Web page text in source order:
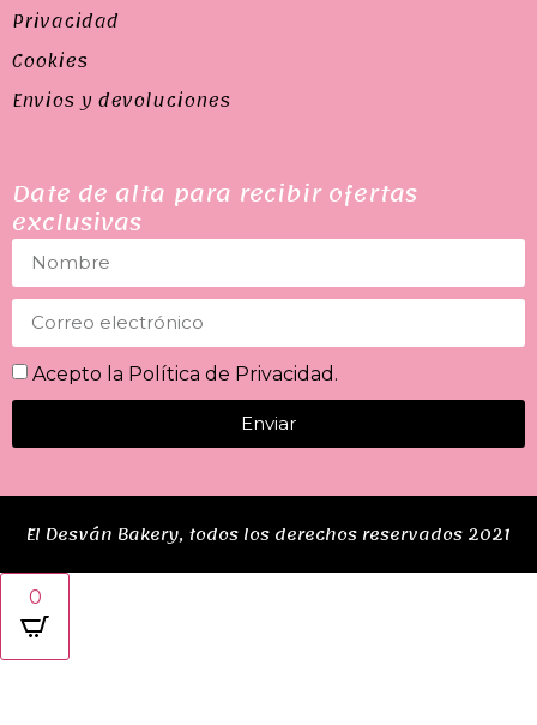
Privacidad
Cookies
Envios y devoluciones
Date de alta para recibir ofertas
exclusivas
Acepto la Política de Privacidad .
Enviar
El Desván Bakery, todos los derechos reservados 2021
0